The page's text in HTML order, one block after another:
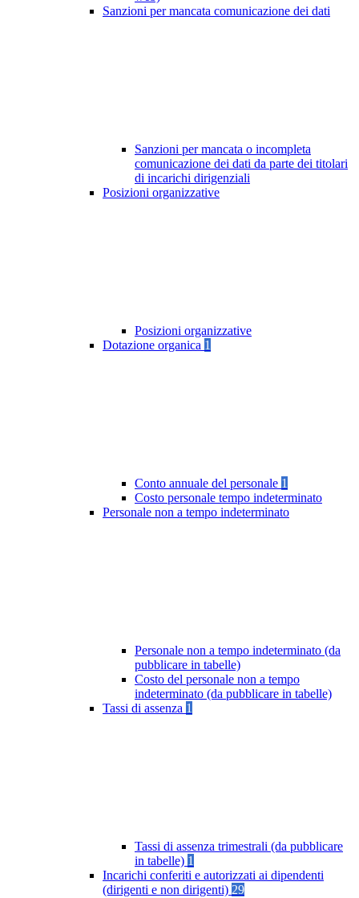
Sanzioni per mancata comunicazione dei dati
Sanzioni per mancata o incompleta
comunicazione dei dati da parte dei titolari
di incarichi dirigenziali
Posizioni organizzative
Posizioni organizzative
Dotazione organica 1
Conto annuale del personale 1
Costo personale tempo indeterminato
Personale non a tempo indeterminato
Personale non a tempo indeterminato (da
pubblicare in tabelle)
Costo del personale non a tempo
indeterminato (da pubblicare in tabelle)
Tassi di assenza 1
Tassi di assenza trimestrali (da pubblicare
in tabelle) 1
Incarichi conferiti e autorizzati ai dipendenti
(dirigenti e non dirigenti) 29